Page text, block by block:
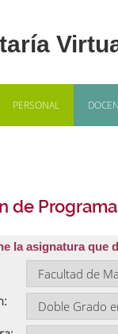
PERSONAL
de
la asignatura que